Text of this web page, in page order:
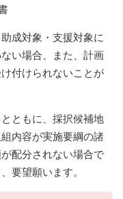
成対象・支援対象に
い場合、また、計画
付けられないことが
ともに、採択候補地
内容が実施要綱の諸
配分されない場合で
要望願います。